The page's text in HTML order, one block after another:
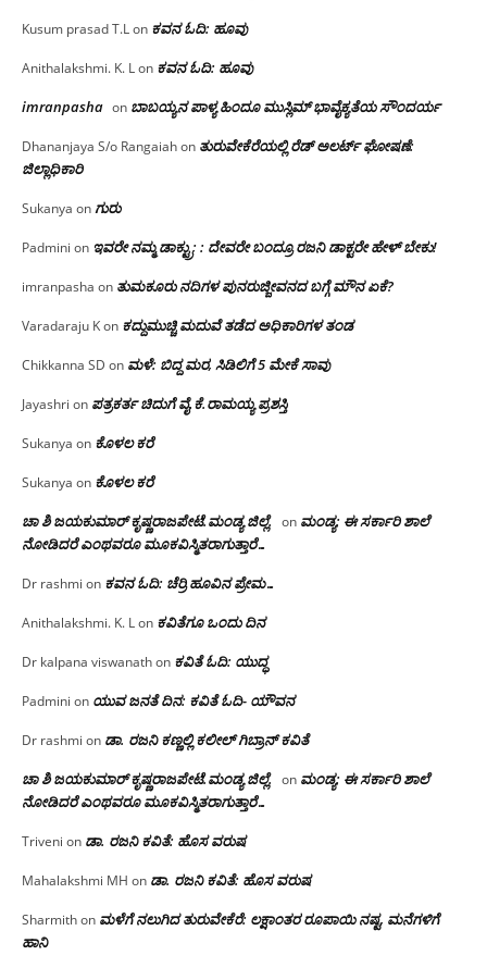
Kusum prasad T.Lon ಕವನ ಓದಿ: ಹೂವು
Anithalakshmi. K. Lon ಕವನ ಓದಿ: ಹೂವು
imranpasha on ಬಾಬಯ್ಯನ ಪಾಳ್ಯ ಹಿಂದೂ ಮುಸ್ಲಿಮ್ ಭಾವೈಕ್ಯತೆಯ ಸೌಂದರ್ಯ
Dhananjaya S/o Rangaiahon ತುರುವೇಕೆರೆಯಲ್ಲಿ ರೆಡ್ ಅಲರ್ಟ್ ಘೋಷಣೆ:
ಜಿಲ್ಲಾಧಿಕಾರಿ
Sukanya onಗುರು
Padmini on ಇವರೇ ನಮ್ಮ ಡಾಕ್ಟ್ರು; : ದೇವರೇ ಬಂದ್ರೂ ರಜನಿ ಡಾಕ್ಟರೇ ಹೇಳ್ ಬೇಕು!
imranpasha on ತುಮಕೂರು ನದಿಗಳ ಪುನರುಜ್ಜೀವನದ ಬಗ್ಗೆ ಮೌನ ಏಕೆ?
Varadaraju Kon ಕದ್ದುಮುಚ್ಚಿ ಮದುವೆ ತಡೆದ ಅಧಿಕಾರಿಗಳ ತಂಡ
Chikkanna SD on ಮಳೆ: ಬಿದ್ದ ಮರ, ಸಿಡಿಲಿಗೆ 5 ಮೇಕೆ ಸಾವು
Jayashri on ಪತ್ರಕರ್ತ ಚಿದುಗೆ ವೈ.ಕೆ.ರಾಮಯ್ಯ ಪ್ರಶಸ್ತಿ
Sukanya on ಕೊಳಲ ಕರೆ
Sukanya on ಕೊಳಲ ಕರೆ
ಚಾ ಶಿ ಜಯಕುಮಾರ್ ಕೃಷ್ಣರಾಜಪೇಟೆ.ಮಂಡ್ಯ ಜಿಲ್ಲೆ. on ಮಂಡ್ಯ: ಈ ಸರ್ಕಾರಿ ಶಾಲೆ
ನೋಡಿದರೆ ಎಂಥವರೂ ಮೂಕವಿಸ್ಮಿತರಾಗುತ್ತಾರೆ…
Dr rashmi on ಕವನ ಓದಿ: ಚೆರ್ರಿ ಹೂವಿನ ಪ್ರೇಮ…
Anithalakshmi. K. Lon ಕವಿತೆಗೂ ಒಂದು ದಿನ
Dr kalpana viswanathon ಕವಿತೆ ಓದಿ: ಯುದ್ಧ
Padmini on ಯುವ ಜನತೆ ದಿನ: ಕವಿತೆ ಓದಿ- ಯೌವನ
Dr rashmi on ಡಾ. ರಜನಿ‌ ಕಣ್ಣಲ್ಲಿ ಕಲೀಲ್ ಗಿಬ್ರಾನ್ ಕವಿತೆ
ಚಾ ಶಿ ಜಯಕುಮಾರ್ ಕೃಷ್ಣರಾಜಪೇಟೆ.ಮಂಡ್ಯ ಜಿಲ್ಲೆ. on ಮಂಡ್ಯ: ಈ ಸರ್ಕಾರಿ ಶಾಲೆ
ನೋಡಿದರೆ ಎಂಥವರೂ ಮೂಕವಿಸ್ಮಿತರಾಗುತ್ತಾರೆ…
Triveni on ಡಾ. ರಜನಿ ಕವಿತೆ: ಹೊಸ ವರುಷ
Mahalakshmi MH on ಡಾ. ರಜನಿ ಕವಿತೆ: ಹೊಸ ವರುಷ
Sharmithon ಮಳೆಗೆ ನಲುಗಿದ ತುರುವೇಕೆರೆ: ಲಕ್ಷಾಂತರ ರೂಪಾಯಿ ನಷ್ಟ, ಮನೆಗಳಿಗೆ
ಹಾನಿ